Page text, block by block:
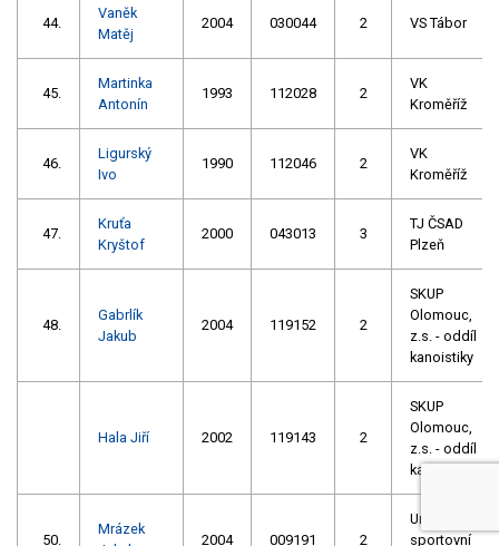
44.
Vaněk
Matěj
2004 030044 2 VS Tábor
45.
Martinka
Antonín
1993 112028 2
VK
Kroměříž
46.
Ligurský
Ivo
1990 112046 2
VK
Kroměříž
47.
Kruťa
Kryštof
2000 043013 3
TJ ČSAD
Plzeň
48.
Gabrlík
Jakub
2004 119152 2
SKUP
Olomouc,
z.s. - oddíl
kanoistiky
Hala Jiří 2002 119143 2
SKUP
Olomouc,
z.s. - oddíl
kanoistiky
50.
Mrázek
2004 009191 2
Univerzitní
sportovní